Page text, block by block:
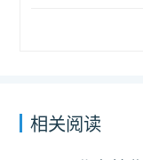
相关阅读